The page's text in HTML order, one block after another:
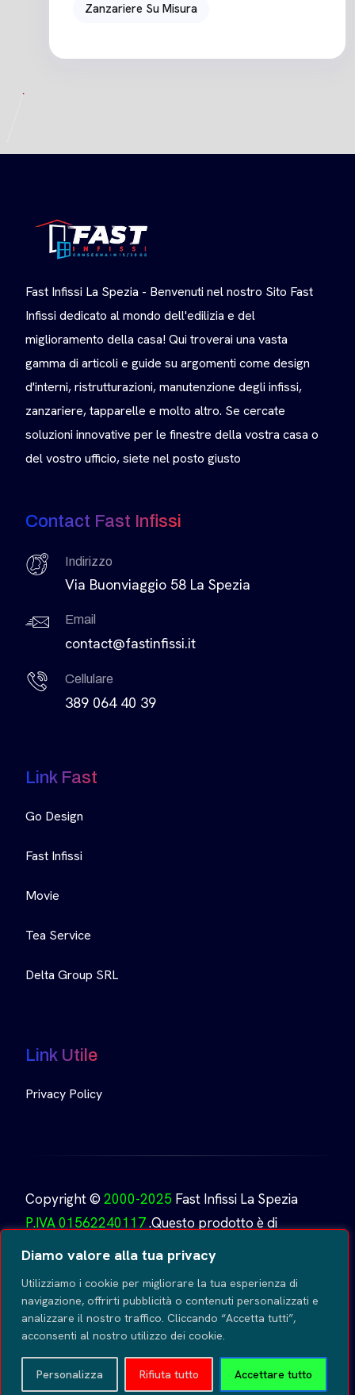
Diamo valore alla tua privacy
Utilizziamo i cookie per migliorare la tua esperienza di
navigazione, offrirti pubblicità o contenuti personalizzati e
analizzare il nostro traffico. Cliccando “Accetta tutti”,
acconsenti al nostro utilizzo dei cookie.
Personalizza Rifiuta tutto Accettare tutto
Zanzariere Su Misura
Fast Infissi La Spezia - Benvenuti nel nostro Sito Fast
Infissi dedicato al mondo dell'edilizia e del
miglioramento della casa! Qui troverai una vasta
gamma di articoli e guide su argomenti come design
d'interni, ristrutturazioni, manutenzione degli infissi,
zanzariere, tapparelle e molto altro. Se cercate
soluzioni innovative per le finestre della vostra casa o
del vostro ufficio, siete nel posto giusto
Contact Fast Infissi
Indirizzo
Via Buonviaggio 58 La Spezia
Email
contact@fastinfissi.it
Cellulare
389 064 40 39
Link Fast
Go Design
Fast Infissi
Movie
Tea Service
Delta Group SRL
Link Utile
Privacy Policy
Copyright © 2000-2025 Fast Infissi La Spezia
P.IVA 01562240117.Questo prodotto è di
proprietà di
Fast Infissi. Creato da